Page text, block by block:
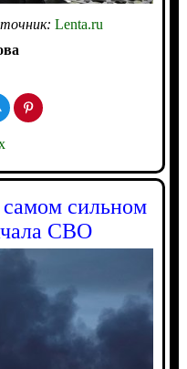
Lenta.ru
сильном
СВО